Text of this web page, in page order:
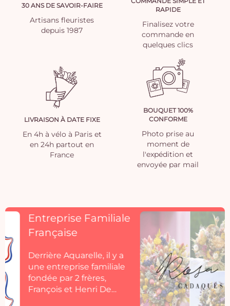
30 ANS DE SAVOIR-FAIRE
Artisans fleuristes
depuis 1987
RAPIDE
Finalisez votre
commande en
quelques clics
LIVRAISON À DATE FIXE
En 4h à vélo à Paris et
en 24h partout en
France
BOUQUET 100%
CONFORME
Photo prise au
moment de
l'expédition et
envoyée par mail
Découvrez
Rosacadaques
Découvrez la collection
de fleurs séchées
Aquarelle by
Rosacadaques.
Les bouquets de fleurs